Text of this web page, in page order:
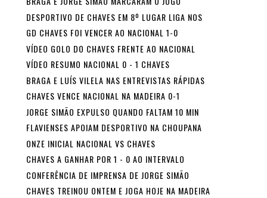
DESPORTIVO DE CHAVES EM 8º LUGAR LIGA NOS
GD CHAVES FOI VENCER AO NACIONAL 1-0
VÍDEO GOLO DO CHAVES FRENTE AO NACIONAL
VÍDEO RESUMO NACIONAL 0 - 1 CHAVES
BRAGA E LUÍS VILELA NAS ENTREVISTAS RÁPIDAS
CHAVES VENCE NACIONAL NA MADEIRA 0-1
JORGE SIMÃO EXPULSO QUANDO FALTAM 10 MIN
FLAVIENSES APOIAM DESPORTIVO NA CHOUPANA
ONZE INICIAL NACIONAL VS CHAVES
CHAVES A GANHAR POR 1 - 0 AO INTERVALO
CONFERÊNCIA DE IMPRENSA DE JORGE SIMÃO
CHAVES TREINOU ONTEM E JOGA HOJE NA MADEIRA